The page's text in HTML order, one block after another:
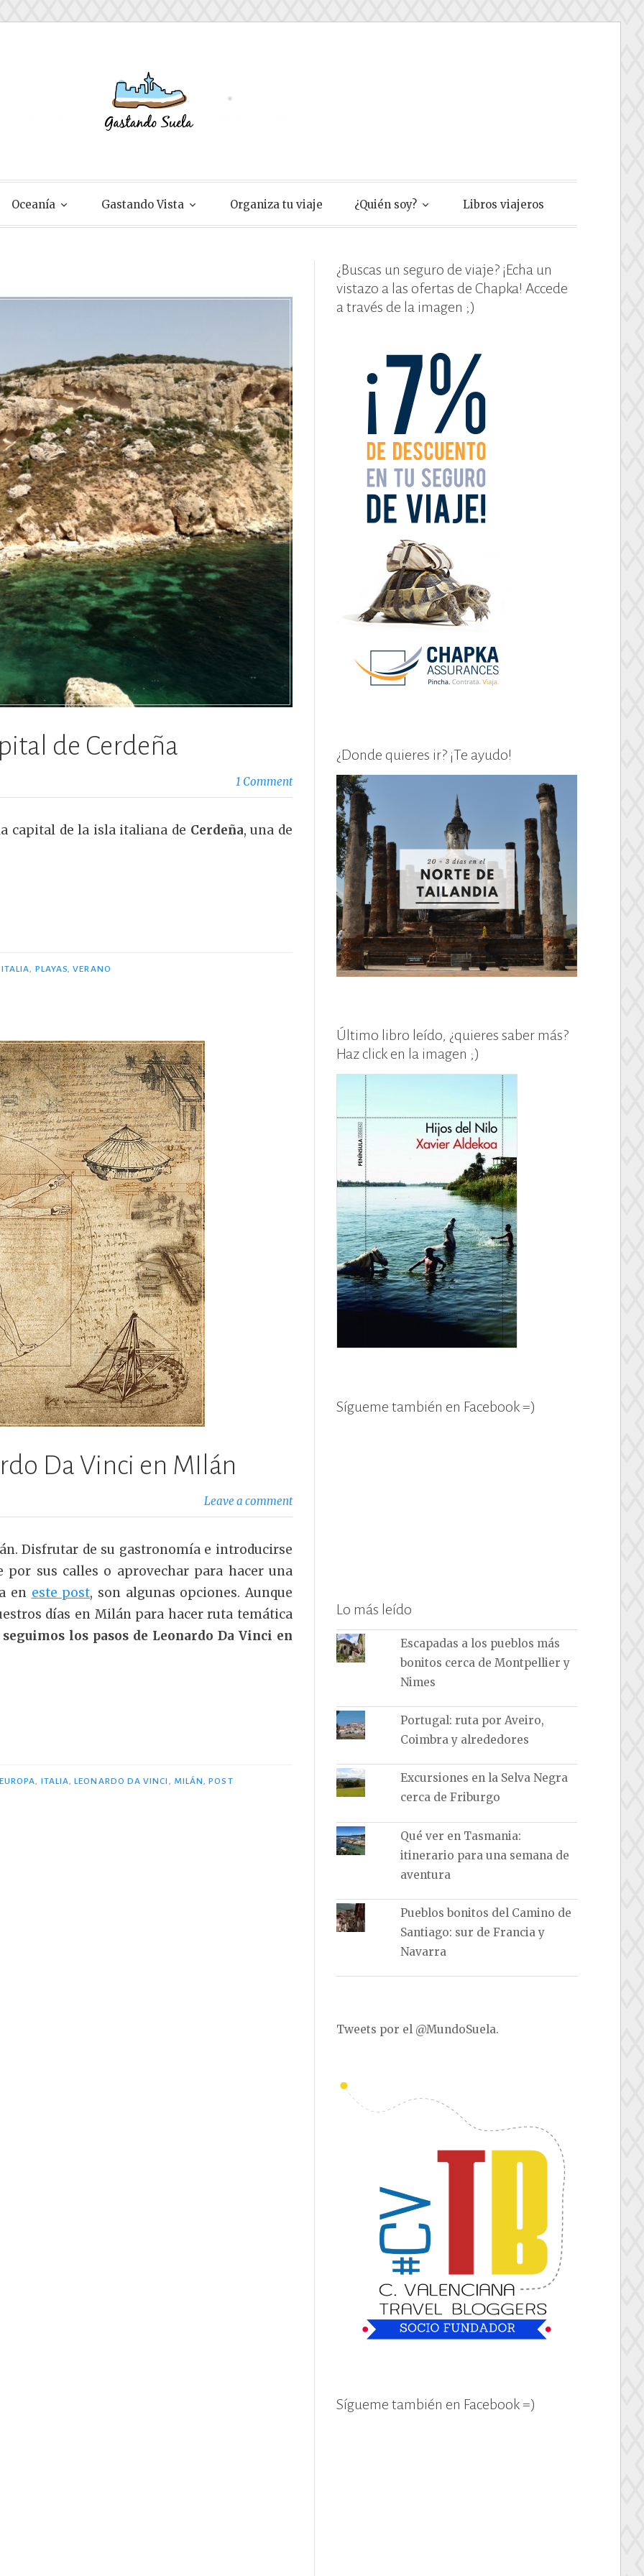
Oceanía Gastando Vista Organiza tu viaje ¿Quién soy? Libros viajeros
de Cerdeña
1 Comment
capital de la isla italiana de Cerdeña, una de
ITALIA, PLAYAS,VERANO
Da Vinci en MIlán
Leave a comment
Disfrutar de su gastronomía e introducirse
por sus calles o aprovechar para hacer una
en este post, son algunas opciones. Aunque
días en Milán para hacer ruta temática
los pasos de Leonardo Da Vinci en
EUROPA, ITALIA,LEONARDO DA VINCI , MILÁN,POST
¿Buscas un seguro de viaje? ¡Echa un
vistazo a las ofertas de Chapka! Accede
a través de la imagen ;)
¿Donde quieres ir? ¡Te ayudo!
Último libro leído, ¿quieres saber más?
Haz click en la imagen ;)
Sígueme también en Facebook =)
Lo más leído
Escapadas a los pueblos más
bonitos cerca de Montpellier y
Nimes
Portugal: ruta por Aveiro,
Coimbra y alrededores
Excursiones en la Selva Negra
cerca de Friburgo
Qué ver en Tasmania:
itinerario para una semana de
aventura
Pueblos bonitos del Camino de
Santiago: sur de Francia y
Navarra
Tweets por el @MundoSuela.
Sígueme también en Facebook =)